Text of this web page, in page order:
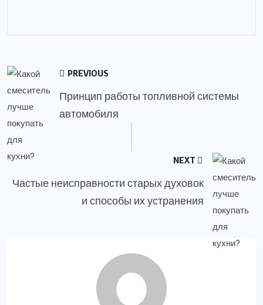
PREVIOUS
Принцип работы топливной системы
автомобиля
NEXT
Частые неисправности старых духовок
и способы их устранения